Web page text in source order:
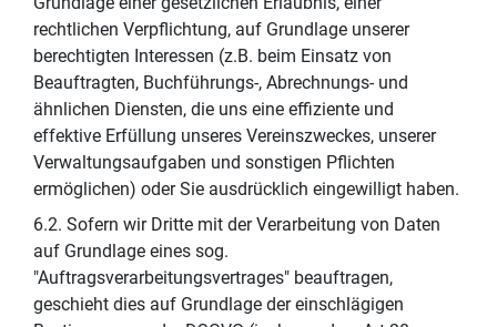
rechtlichen Verpflichtung, auf Grundlage unserer
berechtigten Interessen (z.B. beim Einsatz von
Beauftragten, Buchführungs-, Abrechnungs- und
ähnlichen Diensten, die uns eine effiziente und
effektive Erfüllung unseres Vereinszweckes, unserer
Verwaltungsaufgaben und sonstigen Pflichten
ermöglichen) oder Sie ausdrücklich eingewilligt haben.
6.2. Sofern wir Dritte mit der Verarbeitung von Daten
auf Grundlage eines sog.
"Auftragsverarbeitungsvertrages" beauftragen,
geschieht dies auf Grundlage der einschlägigen